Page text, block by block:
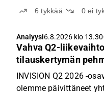
nykykurssin hyvänä
6tykkää 0ei
Analyysi6.8.2026 klo 13.30
Vahva Q2-
tilauskertymän
INVISION Q2 2026 -
olemme päivittäneet